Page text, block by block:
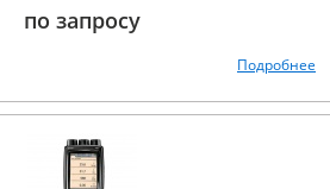
по запросу
Подробнее